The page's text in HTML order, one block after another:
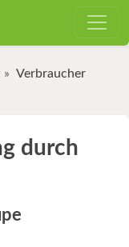
Verbraucher
durch